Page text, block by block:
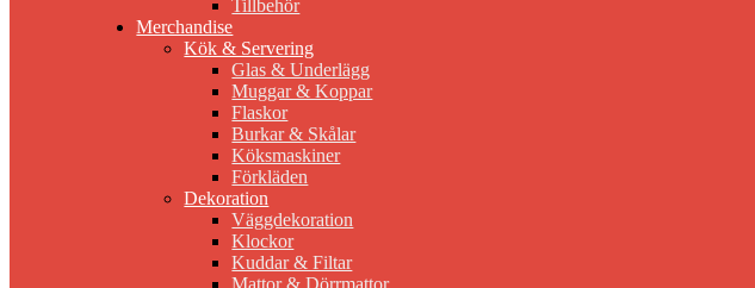
Tillbehör
Merchandise
Kök & Servering
Glas & Underlägg
Muggar & Koppar
Flaskor
Burkar & Skålar
Köksmaskiner
Förkläden
Dekoration
Väggdekoration
Klockor
Kuddar & Filtar